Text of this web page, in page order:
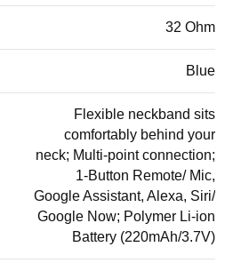
32 Ohm
Blue
Flexible neckband sits
comfortably behind your
neck; Multi-point connection;
1-Button Remote/ Mic,
Google Assistant, Alexa, Siri/
Google Now; Polymer Li-ion
Battery (220mAh/3.7V)